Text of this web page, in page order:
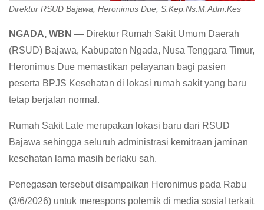
Direktur RSUD Bajawa, Heronimus Due, S.Kep.Ns.M.Adm.Kes
NGADA, WBN — Direktur Rumah Sakit Umum Daerah
(RSUD) Bajawa, Kabupaten Ngada, Nusa Tenggara Timur,
Heronimus Due memastikan pelayanan bagi pasien
peserta BPJS Kesehatan di lokasi rumah sakit yang baru
tetap berjalan normal.
Rumah Sakit Late merupakan lokasi baru dari RSUD
Bajawa sehingga seluruh administrasi kemitraan jaminan
kesehatan lama masih berlaku sah.
Penegasan tersebut disampaikan Heronimus pada Rabu
(3/6/2026) untuk merespons polemik di media sosial terkait